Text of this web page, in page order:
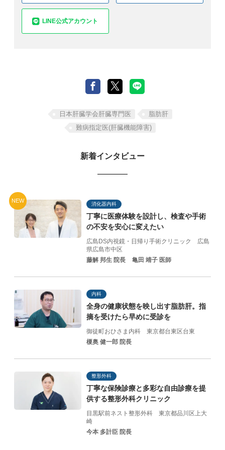
LINE公式アカウント
⽇本肝臓学会肝臓専⾨医
脂肪肝
難病指定医(肝臓機能障害)
新着インタビュー
NEW
消化器内科
丁寧に医療体験を設計し、 検査や手術
の不安を安心に変えたい
広島DS内視鏡・日帰り手術クリニック 広島
県広島市中区
藤解 邦生 院長
亀田 靖子 医師
内科
全身の健康状態を映し出す脂肪肝。指
摘を受けたら早めに受診を
御徒町おひさま内科 東京都台東区台東
榎奥 健一郎 院長
整形外科
丁寧な保険診療と多彩な自由診療を提
供する整形外科クリニック
目黒駅前ネスト整形外科 東京都品川区上大
崎
今本 多計臣 院長